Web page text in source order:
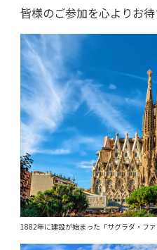
皆様のご参加を心よりお待
1882年に建設が始まった「サグラダ・ファ